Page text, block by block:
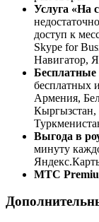
Услуга «На
доступ к
Skype for
Навигатор,
Бесплатные
бесплатных
Армения,
Выгода в
минуту
МТС